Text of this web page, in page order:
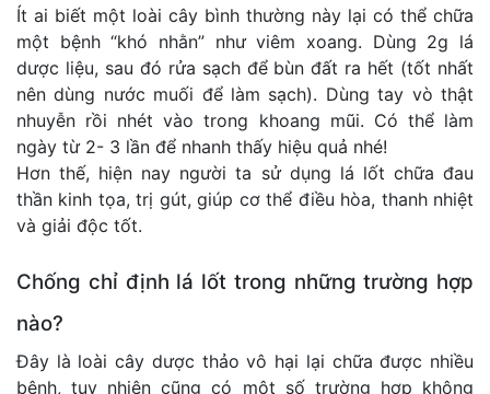
Ít ai biết một loài cây bình thường này lại có thể chữa
một bệnh “khó nhằn” như viêm xoang. Dùng 2g lá
dược liệu, sau đó rửa sạch để bùn đất ra hết (tốt nhất
nên dùng nước muối để làm sạch). Dùng tay vò thật
nhuyễn rồi nhét vào trong khoang mũi. Có thể làm
ngày từ 2- 3 lần để nhanh thấy hiệu quả nhé!
Hơn thế, hiện nay người ta sử dụng lá lốt chữa đau
thần kinh tọa, trị gút, giúp cơ thể điều hòa, thanh nhiệt
và giải độc tốt.
Chống chỉ định lá lốt trong những trường hợp
nào?
Đây là loài cây dược thảo vô hại lại chữa được nhiều
bệnh, tuy nhiên cũng có một số trường hợp không